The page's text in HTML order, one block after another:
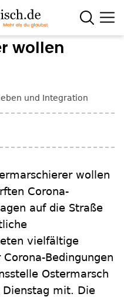
wollen
und Integration
wollen
Corona-
auf die Straße
vielfältige
Bedingungen
Ostermarsch
mit. Die